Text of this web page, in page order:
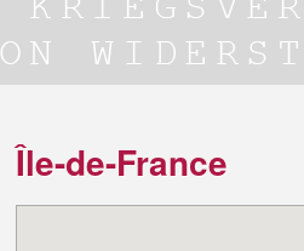
Île-de-France